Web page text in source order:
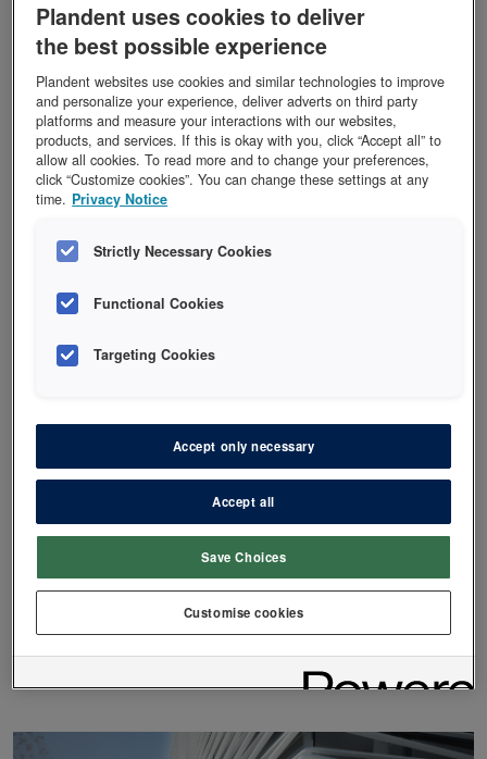
Kjør kollektivt til Plandent.Du kan ta T-banen til
Helsfyr og Brynseng, eller buss til Helsfyr. Går du av
på Brynseng går du nedover Østensjøveien mot
Helsfyr, går du av på Helsfyr går du oppover
Østensjøveien mot mot Brynseng. Du kan ta tog til
Bryn stasjon, gå vestover mot Helsfyr.
Brynsveien ved Circle K og parkere på Park Nordics
Østensjøveien.
Kontaktinformasjon:
Besøksadresse: Østensjøveien 27, 0661 OSLO
Postboks 6082 Etterstad, 0601 OSLO
22 07 27 27
Kontakt oss
Plandent uses cookies to deliver
the best possible experience
Plandent websites use cookies and similar technologies to improve
and personalize your experience, deliver adverts on third party
platforms and measure your interactions with our websites,
products, and services. If this is okay with you, click “Accept all” to
allow all cookies. To read more and to change your preferences,
click “Customize cookies”. You can change these settings at any
time. Privacy Notice
Strictly Necessary Cookies
Functional Cookies
Targeting Cookies
Accept only necessary
Accept all
Save Choices
Customise cookies